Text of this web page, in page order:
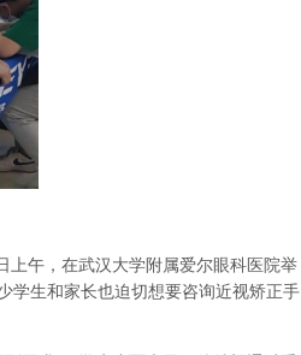
上午，在武汉大学附属爱尔眼科医院举
学生和家长也迫切想要咨询近视矫正手